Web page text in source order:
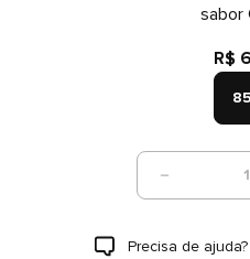
sabor
R$
1
Precisa de ajuda?